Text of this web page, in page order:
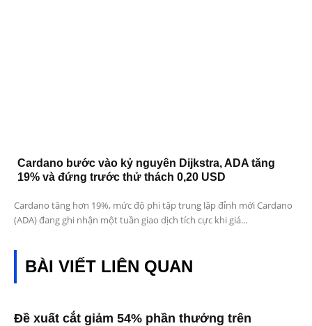
Cardano bước vào kỷ nguyên Dijkstra, ADA tăng
19% và đứng trước thử thách 0,20 USD
Cardano tăng hơn 19%, mức độ phi tập trung lập đỉnh mới Cardano
(ADA) đang ghi nhận một tuần giao dịch tích cực khi giá...
BÀI VIẾT LIÊN QUAN
Đề xuất cắt giảm 54% phần thưởng trên